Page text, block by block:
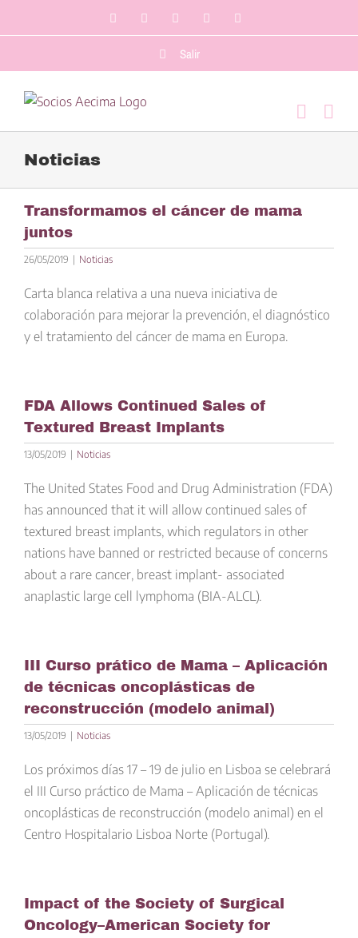
al
FacebookLinkedInTwitterYouTubeCorreo
Salir
Noticias
Transformamos el cáncer de mama
juntos
26/05/2019 | Noticias
Carta blanca relativa a una nueva iniciativa de
colaboración para mejorar la prevención, el diagnóstico
y el tratamiento del cáncer de mama en Europa.
FDA Allows Continued Sales of
Textured Breast Implants
13/05/2019 | Noticias
The United States Food and Drug Administration (FDA)
has announced that it will allow continued sales of
textured breast implants, which regulators in other
nations have banned or restricted because of concerns
about a rare cancer, breast implant- associated
anaplastic large cell lymphoma (BIA-ALCL).
III Curso prático de Mama – Aplicación
de técnicas oncoplásticas de
reconstrucción (modelo animal)
13/05/2019 | Noticias
Los próximos días 17 – 19 de julio en Lisboa se celebrará
el III Curso práctico de Mama – Aplicación de técnicas
oncoplásticas de reconstrucción (modelo animal) en el
Centro Hospitalario Lisboa Norte (Portugal).
Impact of the Society of Surgical
Oncology–American Society for